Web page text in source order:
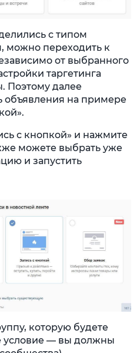
с типом
можно переходить к
от выбранного
таргетинга
Поэтому далее
объявления на примере
с кнопкой» и нажмите
можете выбрать уже
и запустить
которую будете
условие — вы должны